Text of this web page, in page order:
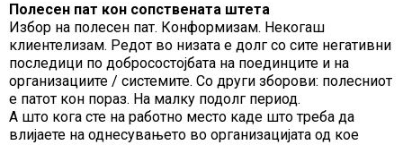
Полесен пат кон сопствената штета
Избор на полесен пат. Конформизам. Некогаш
клиентелизам. Редот во низата е долг со сите негативни
последици по добросостојбата на поединците и на
организациите / системите. Со други зборови: полесниот
е патот кон пораз. На малку подолг период.
А што кога сте на работно место каде што треба да
влијаете на однесувањето во организацијата од кое